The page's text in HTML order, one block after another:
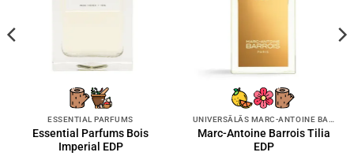
ESSENTIAL PARFUMS
Essential Parfums Bois
Imperial EDP
UNIVERSĀLĀS MARC-ANTOINE BARROIS SMARŽAS
Marc-Antoine Barrois Tilia
EDP